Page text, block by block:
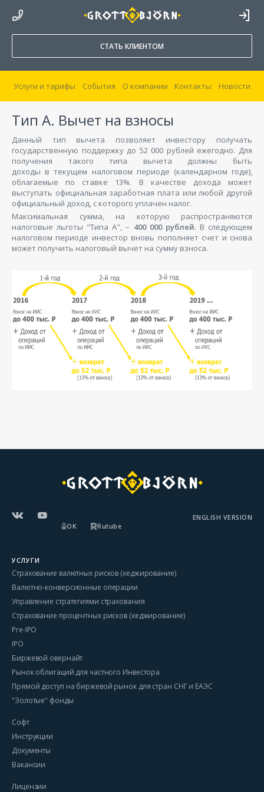
8 800 250 44 20
ВОЙТИ В
КАБИНЕТ
СТАТЬ КЛИЕНТОМ
Услуги и тарифы События О компании Контакты Новости
Тип А. Вычет на взносы
Данный тип вычета позволяет инвестору получать
государственную поддержку до 52 000 рублей ежегодно. Для
получения такого типа вычета должны быть
доходы в текущем налоговом периоде (календарном годе),
облагаемые по ставке 13%. В качестве дохода может
выступать официальная заработная плата или любой другой
официальный доход, с которого уплачен налог.
Максимальная сумма, на которую распространяются
налоговые льготы "Типа А", – 400 000 рублей. В следующем
налоговом периоде инвестор вновь пополняет счет и снова
может получить налоговый вычет на сумму взноса.
OK Rutube
ENGLISH VERSION
УСЛУГИ
Страхование валютных рисков (хеджирование)
Валютно-конверсионные операции
Управление стратегиями страхования
Страхование процентных рисков (хеджирование)
Pre-IPO
IPO
Биржевой овернайт
Рынок облигаций для частного Инвестора
Прямой доступ на биржевой рынок для стран СНГ и ЕАЭС
"Золотые" фонды
Софт
Инструкции
Документы
Вакансии
Лицензии